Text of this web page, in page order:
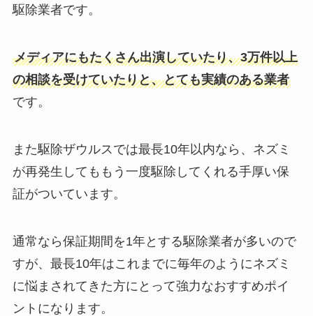
駆除業者です。
メディアにもたくさん出演していたり、3万件以上
の相談を受けていたりと、とても実績のある業者
です。
また駆除ザウルスでは最長10年以内なら、ネズミ
が再発生してももう一度駆除してくれる手厚い保
証がついています。
通常なら保証期間を1年とする駆除業者が多いので
すが、最長10年はこれまでに毎年のようにネズミ
に悩まされてきた方にとって強力なおすすめポイ
ントになります。